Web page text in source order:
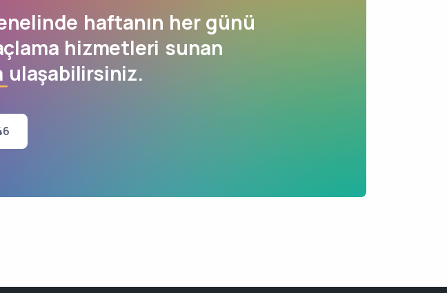
haftanın her günü
hizmetleri sunan
ulaşabilirsiniz.